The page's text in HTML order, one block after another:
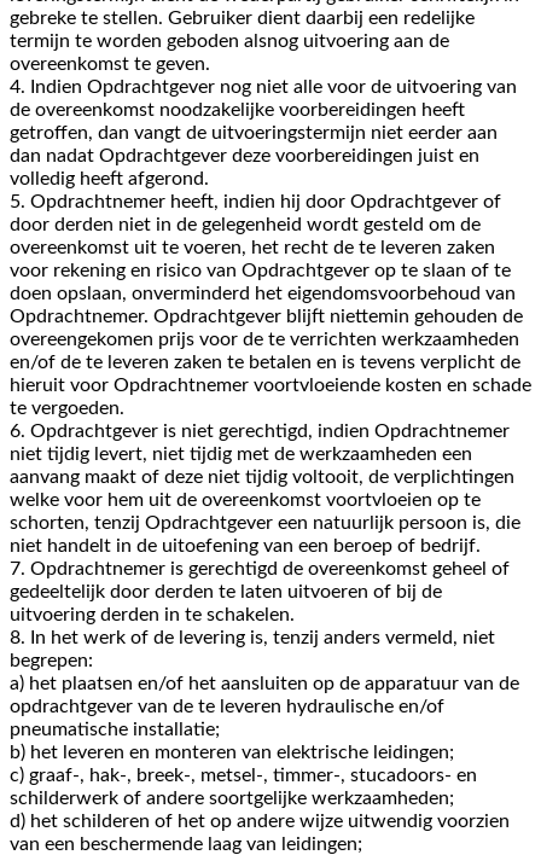
gebreke te stellen. Gebruiker dient daarbij een redelijke
termijn te worden geboden alsnog uitvoering aan de
overeenkomst te geven.
4. Indien Opdrachtgever nog niet alle voor de uitvoering van
de overeenkomst noodzakelijke voorbereidingen heeft
getroffen, dan vangt de uitvoeringstermijn niet eerder aan
dan nadat Opdrachtgever deze voorbereidingen juist en
volledig heeft afgerond.
5. Opdrachtnemer heeft, indien hij door Opdrachtgever of
door derden niet in de gelegenheid wordt gesteld om de
overeenkomst uit te voeren, het recht de te leveren zaken
voor rekening en risico van Opdrachtgever op te slaan of te
doen opslaan, onverminderd het eigendomsvoorbehoud van
Opdrachtnemer. Opdrachtgever blijft niettemin gehouden de
overeengekomen prijs voor de te verrichten werkzaamheden
en/of de te leveren zaken te betalen en is tevens verplicht de
hieruit voor Opdrachtnemer voortvloeiende kosten en schade
te vergoeden.
6. Opdrachtgever is niet gerechtigd, indien Opdrachtnemer
niet tijdig levert, niet tijdig met de werkzaamheden een
aanvang maakt of deze niet tijdig voltooit, de verplichtingen
welke voor hem uit de overeenkomst voortvloeien op te
schorten, tenzij Opdrachtgever een natuurlijk persoon is, die
niet handelt in de uitoefening van een beroep of bedrijf.
7. Opdrachtnemer is gerechtigd de overeenkomst geheel of
gedeeltelijk door derden te laten uitvoeren of bij de
uitvoering derden in te schakelen.
8. In het werk of de levering is, tenzij anders vermeld, niet
begrepen:
a) het plaatsen en/of het aansluiten op de apparatuur van de
opdrachtgever van de te leveren hydraulische en/of
pneumatische installatie;
b) het leveren en monteren van elektrische leidingen;
c) graaf-, hak-, breek-, metsel-, timmer-, stucadoors- en
schilderwerk of andere soortgelijke werkzaamheden;
d) het schilderen of het op andere wijze uitwendig voorzien
van een beschermende laag van leidingen;